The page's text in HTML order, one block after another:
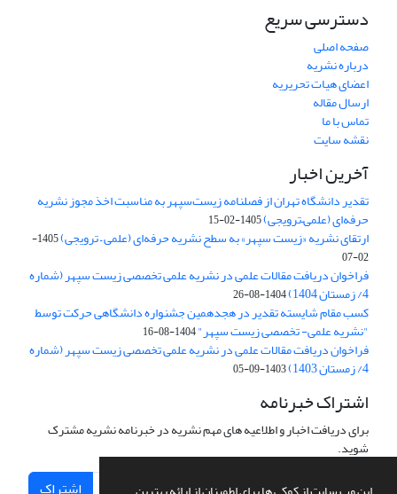
دسترسی سریع
صفحه اصلی
درباره نشریه
اعضای هیات تحریریه
ارسال مقاله
تماس با ما
نقشه سایت
آخرین اخبار
تقدیر دانشگاه تهران از فصلنامه زیست‌سپهر به مناسبت اخذ مجوز نشریه
حرفه‌ای (علمی–ترویجی)1405-02-15
ارتقای نشریه «زیست‌ سپهر» به سطح نشریه حرفه‌ای (علمی – ترویجی)
1405-
02-07
فراخوان دریافت مقالات علمی در نشریه علمی تخصصی زیست سپهر (شماره
4/ زمستان 1404) 1404-08-26
کسب مقام شایسته تقدیر در هجدهمین جشنواره دانشگاهی حرکت توسط
"نشریه علمی- تخصصی زیست سپهر"1404-08-16
فراخوان دریافت مقالات علمی در نشریه علمی تخصصی زیست سپهر (شماره
4/ زمستان 1403) 1403-09-05
اشتراک خبرنامه
برای دریافت اخبار و اطلاعیه های مهم نشریه در خبرنامه نشریه مشترک
شوید.
اشتراک